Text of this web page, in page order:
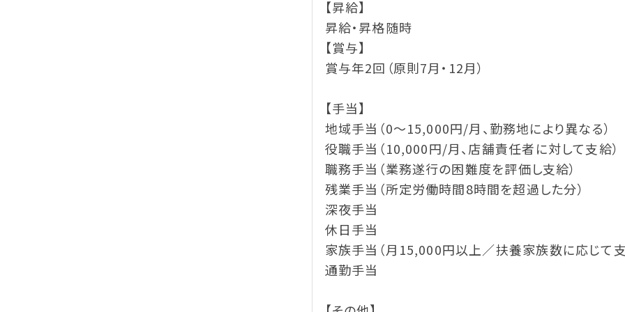
【昇給】
昇給・昇格随時
【賞与】
賞与年2回（原則7月・12月）
【手当】
地域手当（0～15,000円/月、勤務地により異なる）
役職手当（10,000円/月、店舗責任者に対して支給）
職務手当（業務遂行の困難度を評価し支給）
残業手当（所定労働時間8時間を超過した分）
深夜手当
休日手当
家族手当（月15,000円以上／扶養家族数に応じて
通勤手当